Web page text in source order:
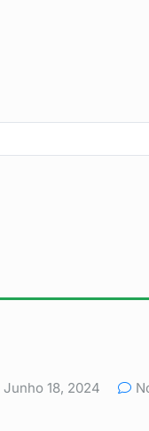
Junho 18, 2024